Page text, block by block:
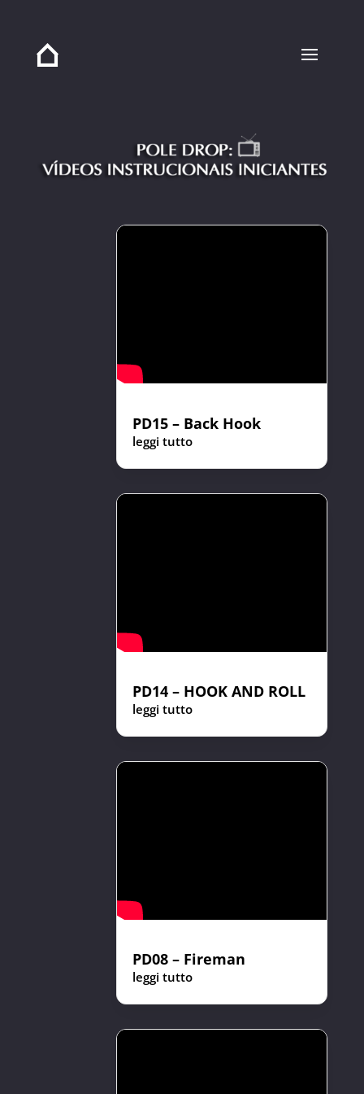
PD15 – Back Hook
leggi tutto
PD14 – HOOK AND ROLL
leggi tutto
PD08 – Fireman
leggi tutto